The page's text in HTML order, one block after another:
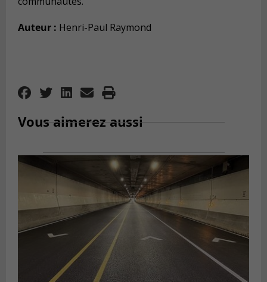
Auteur : Henri-Paul Raymond
Vous aimerez aussi